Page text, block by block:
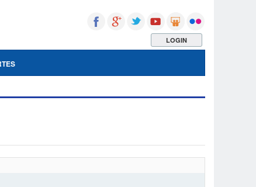
LOGIN